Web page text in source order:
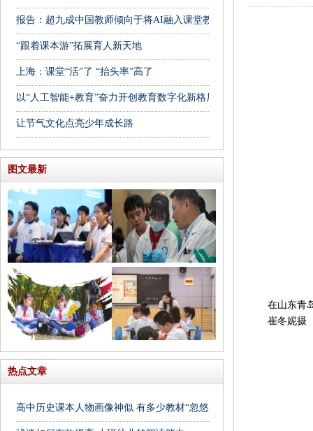
报告：超九成中国教师倾向于将AI融入课堂教学
“跟着课本游”拓展育人新天地
上海：课堂“活”了 “抬头率”高了
以“人工智能+教育”奋力开创教育数字化新格局
让节气文化点亮少年成长路
图文最新
热点文章
高中历史课本人物画像神似 有多少教材“忽悠”我们
在山东青岛
崔冬妮摄